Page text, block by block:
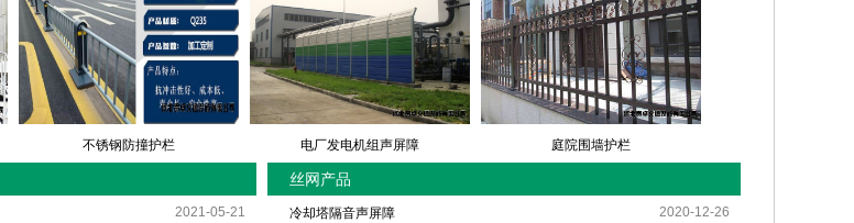
不锈钢防撞护栏 电厂发电机组声屏障 庭院围墙护栏
2021-05-21
丝网产品
2020-12-26
冷却塔隔音声屏障